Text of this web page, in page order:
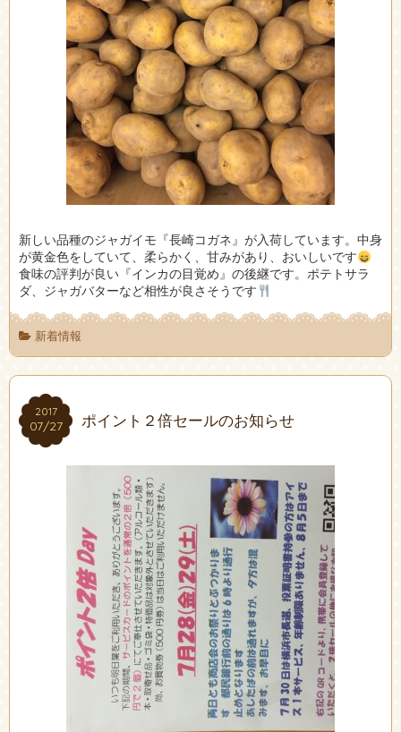
新しい品種のジャガイモ『長崎コガネ』が入荷しています。中身
が黄金色をしていて、柔らかく、甘みがあり、おいしいです
食味の評判が良い『インカの目覚め』の後継です。ポテトサラ
ダ、ジャガバターなど相性が良さそうです
新着情報
2017
07/27
2017
07/27 ポイント２倍セールのお知らせ